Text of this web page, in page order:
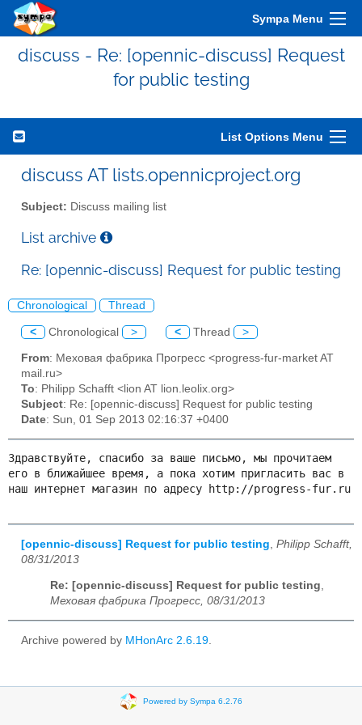
Sympa Menu
discuss - Re: [opennic-discuss] Request
for public testing
List Options Menu
discuss AT lists.opennicproject.org
Subject: Discuss mailing list
List archive
Re: [opennic-discuss] Request for public testing
Chronological Thread
< Chronological > < Thread >
From: Меховая фабрика Прогресс <progress-fur-market AT
mail.ru>
To: Philipp Schafft <lion AT lion.leolix.org>
Subject: Re: [opennic-discuss] Request for public testing
Date: Sun, 01 Sep 2013 02:16:37 +0400
Здравствуйте, спасибо за ваше письмо, мы прочитаем
его в ближайшее время, а пока хотим пригласить вас в
наш интернет магазин по адресу http://progress-fur.ru
[opennic-discuss] Request for public testing Philipp Schafft,
08/31/2013
Re: [opennic-discuss] Request for public testing,
Меховая фабрика Прогресс, 08/31/2013
Archive powered by MHonArc 2.6.19.
Powered by Sympa 6.2.76